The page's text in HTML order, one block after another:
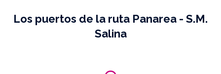
Los puertos de la ruta Panarea - S.M.
Salina